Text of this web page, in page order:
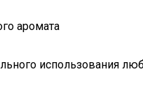
аромата
использования